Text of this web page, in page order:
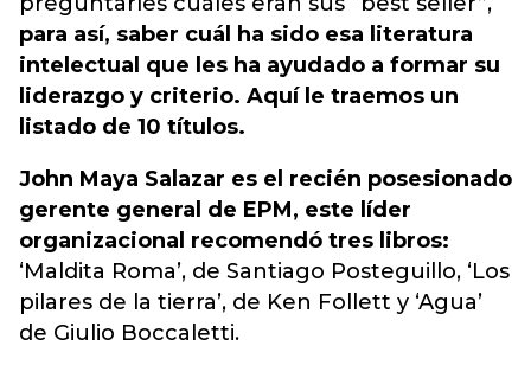
para así, saber cuál ha sido esa literatura
intelectual que les ha ayudado a formar su
liderazgo y criterio. Aquí le traemos un
listado de 10 títulos.
John Maya Salazar es el recién posesionado
gerente general de EPM, este líder
organizacional recomendó tres libros:
‘Maldita Roma’, de Santiago Posteguillo, ‘Los
pilares de la tierra’, de Ken Follett y ‘Agua’
de Giulio Boccaletti.